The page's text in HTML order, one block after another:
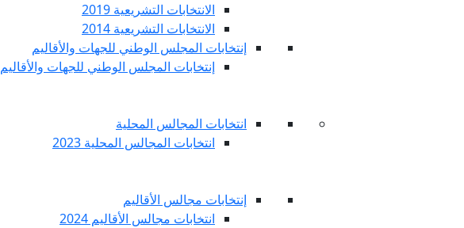
الانتخابات التشريعية 2019
الانتخابات التشريعية 2014
إنتخابات المجلس الوطني للجهات والأقاليم
إنتخابات المجلس الوطني للجهات والأقاليم 2024
انتخابات المجالس المحلية
انتخابات المجالس المحلية 2023
إنتخابات مجالس الأقاليم
انتخابات مجالس الأقاليم 2024